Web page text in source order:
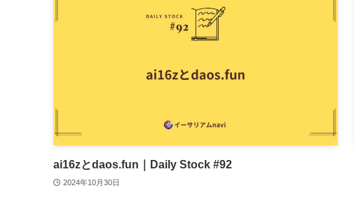
ai16zとdaos.fun｜Daily Stock #92
2024年10月30日